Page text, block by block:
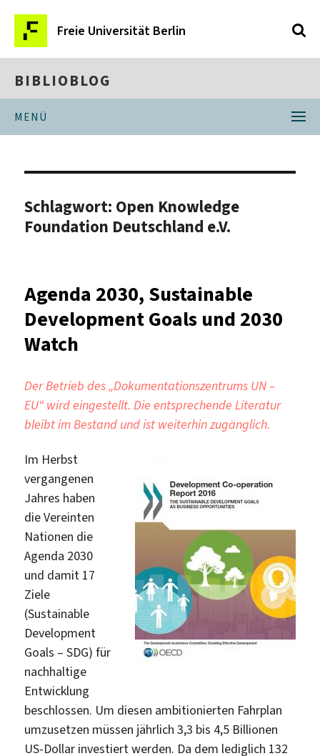
Freie Universität Berlin
BIBLIOBLOG
MENÜ
Schlagwort: Open Knowledge
Foundation Deutschland e.V.
Agenda 2030, Sustainable
Development Goals und 2030
Watch
Der Betrieb des „Dokumentationszentrums UN –
EU“ wird eingestellt. Die entsprechende Literatur
bleibt im Bestand und ist weiterhin zugänglich.
Im Herbst
vergangenen
Jahres haben
die Vereinten
Nationen die
Agenda 2030
und damit 17
Ziele
(Sustainable
Development
Goals – SDG) für
nachhaltige
Entwicklung
beschlossen. Um diesen ambitionierten Fahrplan
umzusetzen müssen jährlich 3,3 bis 4,5 Billionen
US-Dollar investiert werden. Da dem lediglich 132